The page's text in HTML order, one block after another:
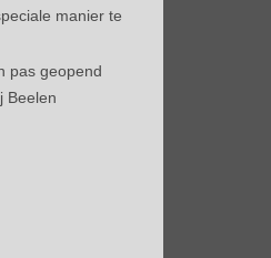
manier te
pas geopend
Beelen